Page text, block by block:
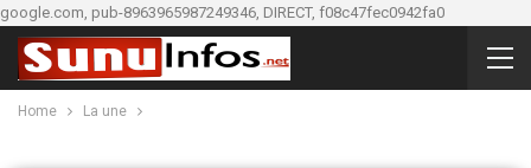
google.com, pub-8963965987249346, DIRECT, f08c47fec0942fa0
Home La une